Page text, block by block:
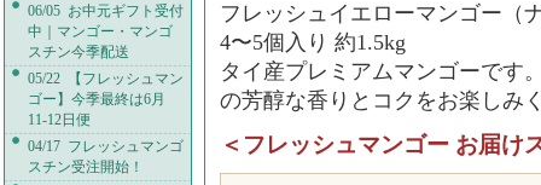
06/05 お中元ギフト受付
中｜マンゴー・マンゴ
スチン今季配送
05/22 【フレッシュマン
ゴー】今季最終は6月
11-12日便
04/17 フレッシュマンゴ
スチン受注開始！
フレッシュイエローマンゴー（
4〜5個入り 約1.5kg
タイ産プレミアムマンゴーです
の芳醇な香りとコクをお楽しみ
＜フレッシュマンゴー お届け